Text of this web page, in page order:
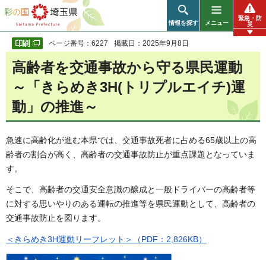
彩の国 埼玉県
情報を探す メニュー
緊急・防
災
ページ番号：6227 掲載日：2025年9月8日
高齢者を交通事故から守る県民運動
～「きらめき3H(トリプルエイチ)運
動」の推進～
急速に高齢化が進む本県では、交通事故死者に占める65歳以上の高
齢者の割合が高く、高齢者の交通事故防止が重点課題となっていま
す。
そこで、高齢者の交通安全意識の醸成と一般ドライバーの高齢者等
に対する思いやりのある運転の推進等を県民運動として、高齢者の
交通事故防止を図ります。
＜きらめき3H運動リーフレット＞（PDF：2,826KB）